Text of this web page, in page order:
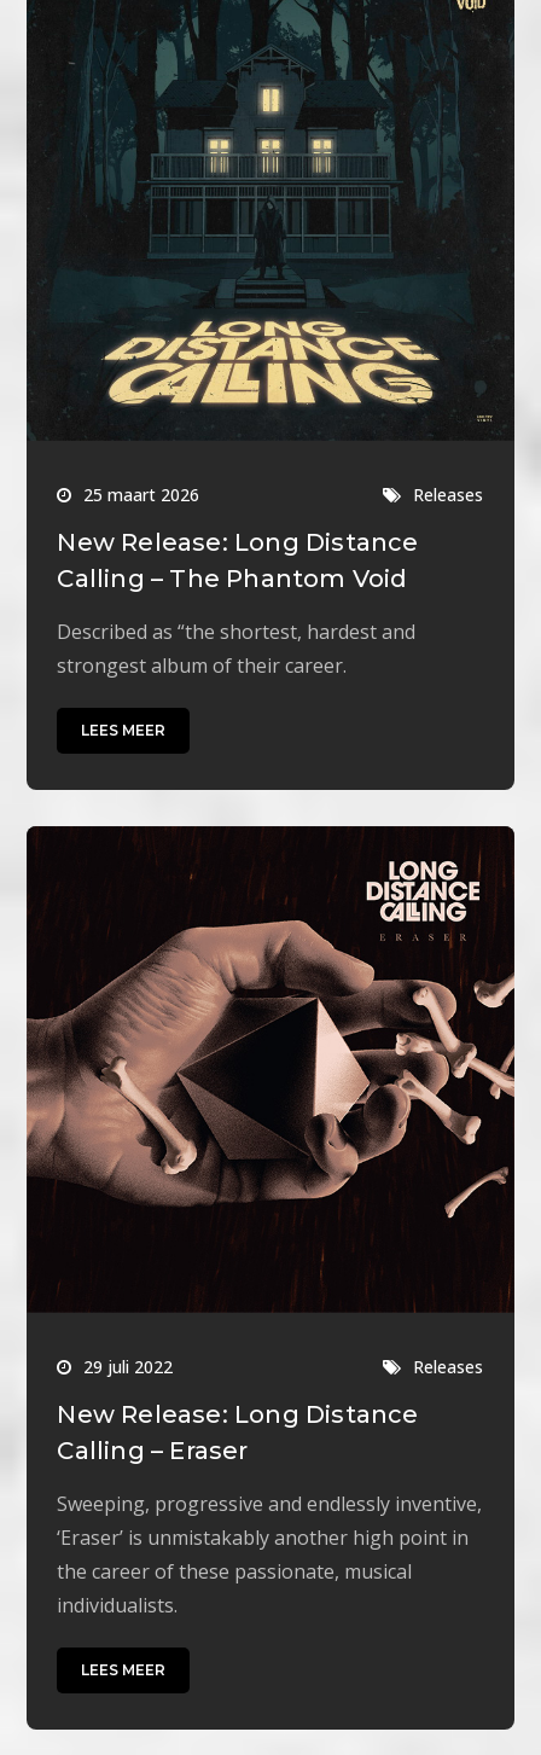
25 maart 2026 Releases
New Release: Long Distance
Calling – The Phantom Void
Described as “the shortest, hardest and
strongest album of their career.
LEES MEER
29 juli 2022 Releases
New Release: Long Distance
Calling – Eraser
Sweeping, progressive and endlessly inventive,
‘Eraser’ is unmistakably another high point in
the career of these passionate, musical
individualists.
LEES MEER